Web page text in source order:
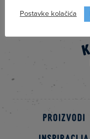
Proizvodi
Postavke kolačića